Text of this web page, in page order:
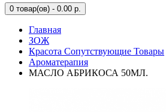
0 товар(ов) - 0.00 р.
Главная
ЗОЖ
Красота Сопутствующие Товары
Ароматерапия
МАСЛО АБРИКОСА 50МЛ.